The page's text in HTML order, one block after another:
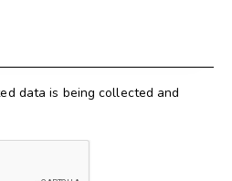
data is being collected and